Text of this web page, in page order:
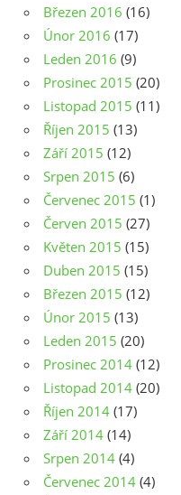
Březen 2016 (16)
Únor 2016 (17)
Leden 2016 (9)
Prosinec 2015 (20)
Listopad 2015 (11)
Říjen 2015 (13)
Září 2015 (12)
Srpen 2015 (6)
Červenec 2015 (1)
Červen 2015 (27)
Květen 2015 (15)
Duben 2015 (15)
Březen 2015 (12)
Únor 2015 (13)
Leden 2015 (20)
Prosinec 2014 (12)
Listopad 2014 (20)
Říjen 2014 (17)
Září 2014 (14)
Srpen 2014 (4)
Červenec 2014 (4)